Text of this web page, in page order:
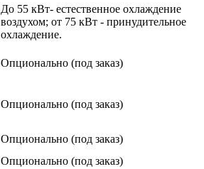
До 55 кВт- естественное охлаждение
воздухом; от 75 кВт - принудительное
охлаждение.
Опционально (под заказ)
Опционально (под заказ)
Опционально (под заказ)
Опционально (под заказ)